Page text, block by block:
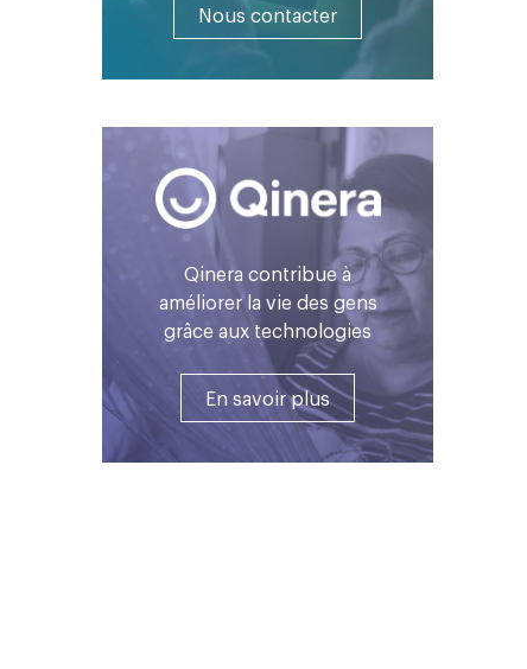
Nous contacter
Qinera contribue à
améliorer la vie des gens
grâce aux technologies
En savoir plus